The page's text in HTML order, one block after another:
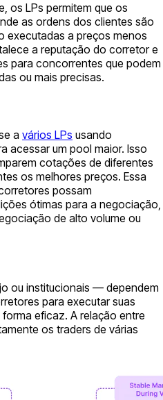
os LPs permitem que os
as ordens dos clientes são
executadas a preços menos
a reputação do corretor e
para concorrentes que podem
ou mais precisas.
a vários LPs usando
acessar um pool maior. Isso
cotações de diferentes
os melhores preços. Essa
possam
ótimas para a negociação,
de alto volume ou
ou institucionais — dependem
para executar suas
forma eficaz. A relação entre
os traders de várias